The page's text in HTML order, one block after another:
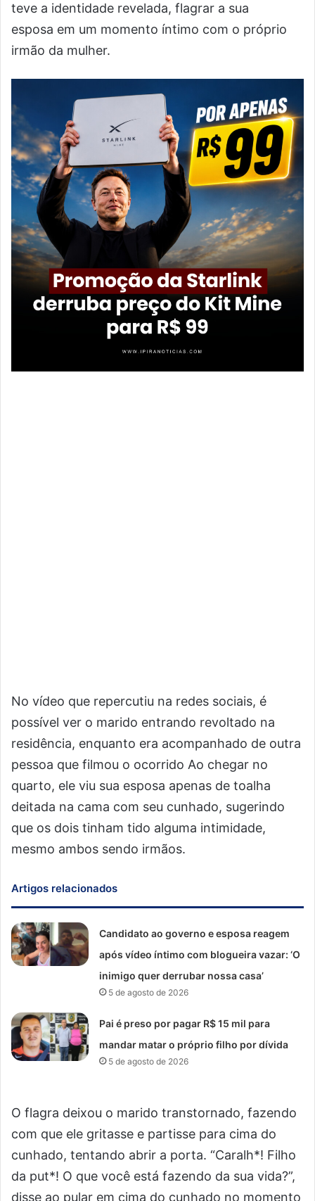
teve a identidade revelada, flagrar a sua
esposa em um momento íntimo com o próprio
irmão da mulher.
No vídeo que repercutiu na redes sociais, é
possível ver o marido entrando revoltado na
residência, enquanto era acompanhado de outra
pessoa que filmou o ocorrido Ao chegar no
quarto, ele viu sua esposa apenas de toalha
deitada na cama com seu cunhado, sugerindo
que os dois tinham tido alguma intimidade,
mesmo ambos sendo irmãos.
Artigos relacionados
Candidato ao governo e esposa reagem
após vídeo íntimo com blogueira vazar: ‘O
inimigo quer derrubar nossa casa’
5 de agosto de 2026
Pai é preso por pagar R$ 15 mil para
mandar matar o próprio filho por dívida
5 de agosto de 2026
O flagra deixou o marido transtornado, fazendo
com que ele gritasse e partisse para cima do
cunhado, tentando abrir a porta. “Caralh*! Filho
da put*! O que você está fazendo da sua vida?”,
disse ao pular em cima do cunhado no momento